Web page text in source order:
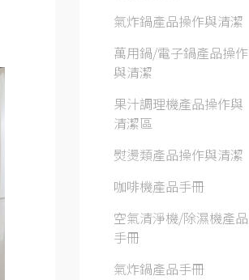
氣炸鍋產品操作與清潔
萬用鍋/電子鍋產品操作
與清潔
果汁調理機產品操作與
清潔區
熨燙類產品操作與清潔
咖啡機產品手冊
空氣清淨機/除濕機產品
手冊
氣炸鍋產品手冊